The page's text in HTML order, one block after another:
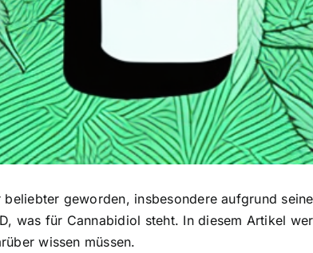
geworden, insbesondere aufgrund
was für Cannabidiol steht. In diesem Artikel
wissen müssen.